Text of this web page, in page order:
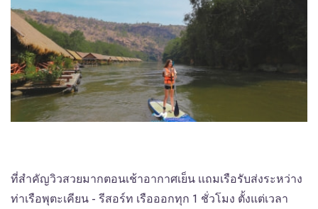
ที่สำคัญวิวสวยมากตอนเช้าอากาศเย็น เเถมเรือรับส่งระหว่าง
ท่าเรือพุตะเคียน - รีสอร์ท เรือออกทุก 1 ชั่วโมง ตั้งแต่เวลา